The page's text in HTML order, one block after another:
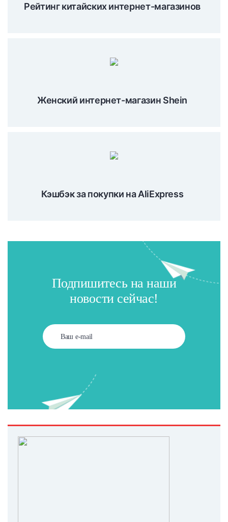
Рейтинг китайских интернет-магазинов
Женский интернет-магазин Shein
Кэшбэк за покупки на AliExpress
Подпишитесь на наши
новости сейчас!